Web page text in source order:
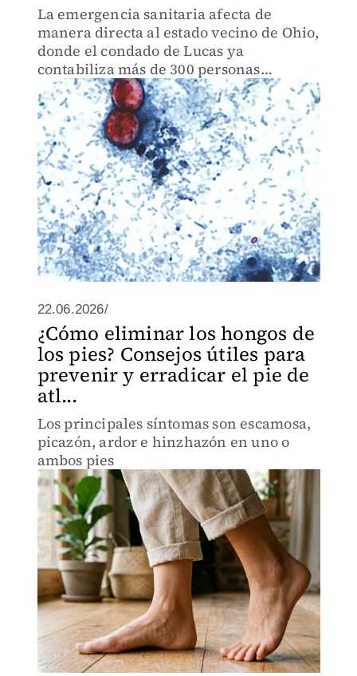
La emergencia sanitaria afecta de
manera directa al estado vecino de Ohio,
donde el condado de Lucas ya
contabiliza más de 300 personas
enfermas por el parásito.
22.06.2026/
¿Cómo eliminar los hongos de
los pies? Consejos útiles para
prevenir y erradicar el pie de
atl...
Los principales síntomas son escamosa,
picazón, ardor e hinzhazón en uno o
ambos pies